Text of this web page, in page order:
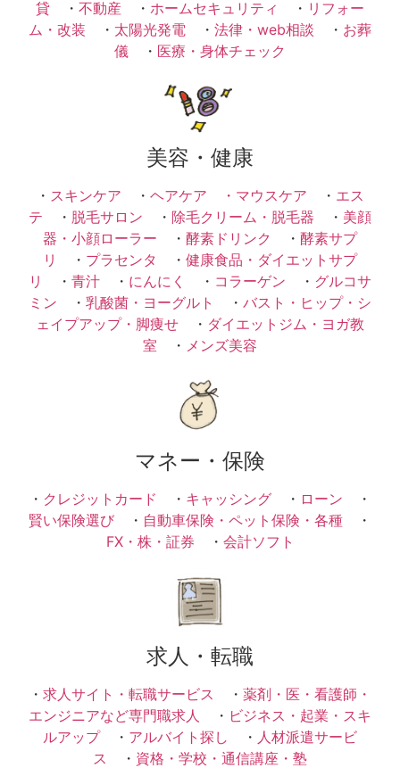
貸 ・ 不動産 ・ ホームセキュリティ ・ リフォー
ム・改装 ・ 太陽光発電 ・ 法律・web相談 ・ お葬
儀 ・ 医療・身体チェック
美容・健康
・ スキンケア ・ ヘアケア ・ マウスケア ・ エス
テ ・ 脱毛サロン ・ 除毛クリーム・脱毛器 ・ 美顔
器・小顔ローラー ・ 酵素ドリンク ・ 酵素サプ
リ
・ プラセンタ ・ 健康食品・ダイエットサプ
リ
・ 青汁 ・ にんにく ・ コラーゲン ・ グルコサ
ミン ・ 乳酸菌・ヨーグルト ・ バスト・ヒップ・シ
ェイプアップ・脚痩せ ・ ダイエットジム・ヨガ教
室 ・ メンズ美容
マネー・保険
・ クレジットカード ・ キャッシング ・ ローン ・
賢い保険選び ・ 自動車保険・ペット保険・各種 ・
FX・株・証券 ・ 会計ソフト
求人・転職
・ 求人サイト・転職サービス ・ 薬剤・医・看護師・
エンジニアなど専門職求人
・ ビジネス・起業・スキ
ルアップ・ アルバイト探し ・ 人材派遣サービ
ス ・ 資格・学校・通信講座・塾